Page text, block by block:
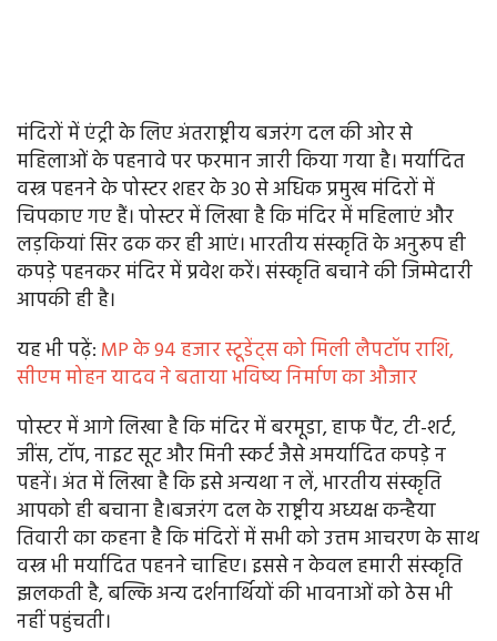
मंदिरों में एंट्री के लिए अंतराष्ट्रीय बजरंग दल की ओर से
महिलाओं के पहनावे पर फरमान जारी किया गया है। मर्यादित
वस्त्र पहनने के पोस्टर शहर के 30 से अधिक प्रमुख मंदिरों में
चिपकाए गए हैं। पोस्टर में लिखा है कि मंदिर में महिलाएं और
लड़कियां सिर ढक कर ही आएं। भारतीय संस्कृति के अनुरूप ही
कपड़े पहनकर मंदिर में प्रवेश करें। संस्कृति बचाने की जिम्मेदारी
आपकी ही है।
यह भी पढ़ें: MP के 94 हजार स्टूडेंट्स को मिली लैपटॉप राशि,
सीएम मोहन यादव ने बताया भविष्य निर्माण का औजार
पोस्टर में आगे लिखा है कि मंदिर में बरमूडा, हाफ पैंट, टी-शर्ट,
जींस, टॉप, नाइट सूट और मिनी स्कर्ट जैसे अमर्यादित कपड़े न
पहनें। अंत में लिखा है कि इसे अन्यथा न लें, भारतीय संस्कृति
आपको ही बचाना है।बजरंग दल के राष्ट्रीय अध्यक्ष कन्हैया
तिवारी का कहना है कि मंदिरों में सभी को उत्तम आचरण के साथ
वस्त्र भी मर्यादित पहनने चाहिए। इससे न केवल हमारी संस्कृति
झलकती है, बल्कि अन्य दर्शनार्थियों की भावनाओं को ठेस भी
नहीं पहुंचती।